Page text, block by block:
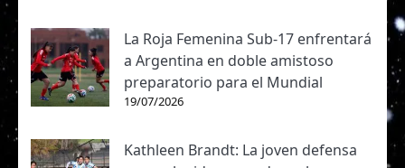
La Roja Femenina Sub-17 enfrentará
a Argentina en doble amistoso
preparatorio para el Mundial
19/07/2026
Kathleen Brandt: La joven defensa